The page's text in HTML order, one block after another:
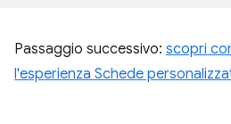
Passaggio successivo: scopri
l'esperienza Schede